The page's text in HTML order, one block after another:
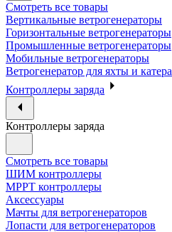
Смотреть все товары
Вертикальные ветрогенераторы
Горизонтальные ветрогенераторы
Промышленные ветрогенераторы
Мобильные ветрогенераторы
Ветрогенератор для яхты и катера
Контроллеры заряда
Контроллеры заряда
Смотреть все товары
ШИМ контроллеры
МРРТ контроллеры
Аксессуары
Мачты для ветрогенераторов
Лопасти для ветрогенераторов